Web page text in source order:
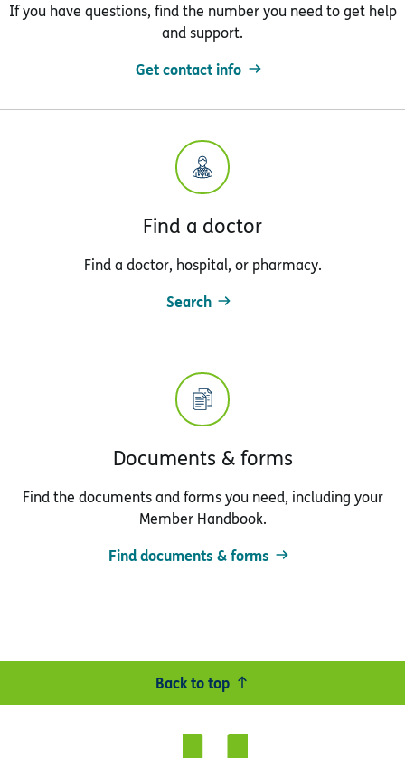
If you have questions, find the number you need to get help
and support.
Get contact info
Find a doctor
Find a doctor, hospital, or pharmacy.
Search
Documents & forms
Find the documents and forms you need, including your
Member Handbook.
Find documents & forms
Back to top